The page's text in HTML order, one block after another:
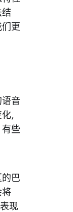
更
音
，
些
巴
现